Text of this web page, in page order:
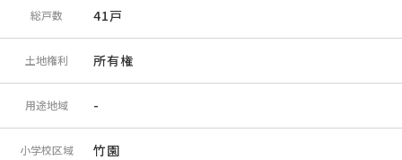
総戸数 41戸
土地権利 所有権
用途地域 -
小学校区域 竹園